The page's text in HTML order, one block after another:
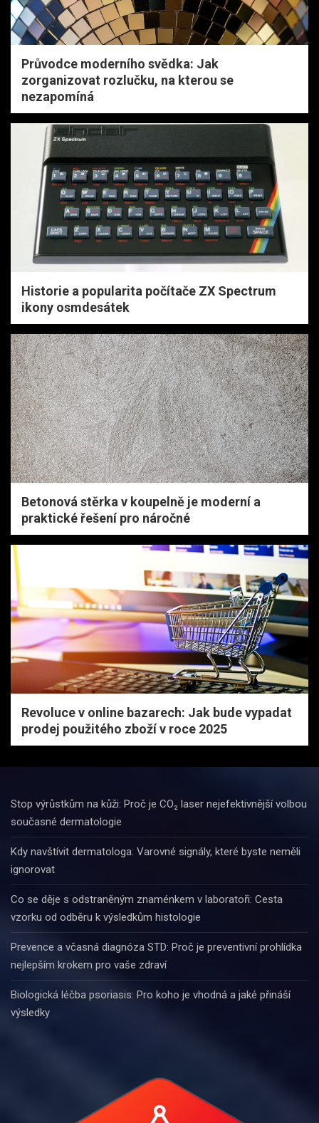
Průvodce moderního svědka: Jak
zorganizovat rozlučku, na kterou se
nezapomíná
Historie a popularita počítače ZX Spectrum
ikony osmdesátek
Betonová stěrka v koupelně je moderní a
praktické řešení pro náročné
Revoluce v online bazarech: Jak bude vypadat
prodej použitého zboží v roce 2025
Stop výrůstkům na kůži: Proč je CO₂ laser nejefektivnější volbou
současné dermatologie
Kdy navštívit dermatologa: Varovné signály, které byste neměli
ignorovat
Co se děje s odstraněným znaménkem v laboratoři: Cesta
vzorku od odběru k výsledkům histologie
Prevence a včasná diagnóza STD: Proč je preventivní prohlídka
nejlepším krokem pro vaše zdraví
Biologická léčba psoriasis: Pro koho je vhodná a jaké přináší
výsledky